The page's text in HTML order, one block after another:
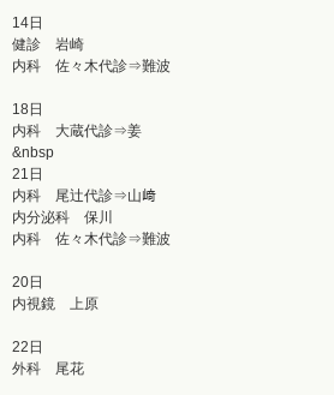
14日
健診 岩崎
内科 佐々木代診⇒難波
18日
内科 大蔵代診⇒姜
&nbsp
21日
内科 尾辻代診⇒山﨑
内分泌科 保川
内科 佐々木代診⇒難波
20日
内視鏡 上原
22日
外科 尾花